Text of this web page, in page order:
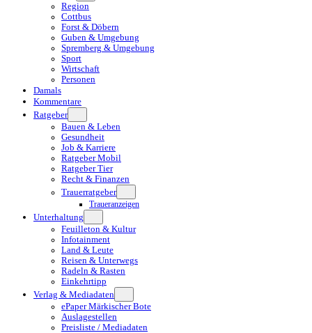
Region
Cottbus
Forst & Döbern
Guben & Umgebung
Spremberg & Umgebung
Sport
Wirtschaft
Personen
Damals
Kommentare
Ratgeber
Bauen & Leben
Gesundheit
Job & Karriere
Ratgeber Mobil
Ratgeber Tier
Recht & Finanzen
Trauerratgeber
Traueranzeigen
Unterhaltung
Feuilleton & Kultur
Infotainment
Land & Leute
Reisen & Unterwegs
Radeln & Rasten
Einkehrtipp
Verlag & Mediadaten
ePaper Märkischer Bote
Auslagestellen
Preisliste / Mediadaten